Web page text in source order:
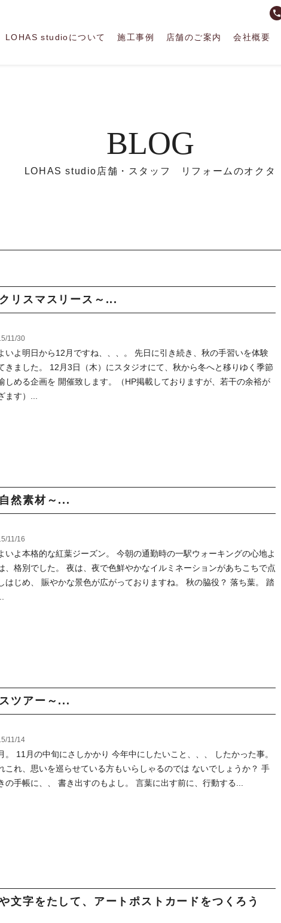
phone
LOHAS studioについて 施工事例 店舗のご案内 会社概要
BLOG
LOHAS studio店舗・スタッフ リフォームのオクタ
リスマスリース～...
11/30
いよ明日から12月ですね、、、。 先日に引き続き、秋の手習いを体験
きました。 12月3日（木）にスタジオにて、秋から冬へと移りゆく季節
しめる企画を 開催致します。（HP掲載しておりますが、若干の余裕が
ます）...
然素材～...
11/16
いよ本格的な紅葉ジーズン。 今朝の通勤時の一駅ウォーキングの心地よ
、格別でした。 夜は、夜で色鮮やかなイルミネーションがあちこちで点
はじめ、 賑やかな景色が広がっておりますね。 秋の脇役？ 落ち葉。 踏
ツアー～...
11/14
。 11月の中旬にさしかかり 今年中にしたいこと、、、 したかった事。
これ、思いを巡らせている方もいらしゃるのでは ないでしょうか？ 手
の手帳に、、 書き出すのもよし。 言葉に出す前に、行動する...
文字をたして、アートポストカードをつくろう